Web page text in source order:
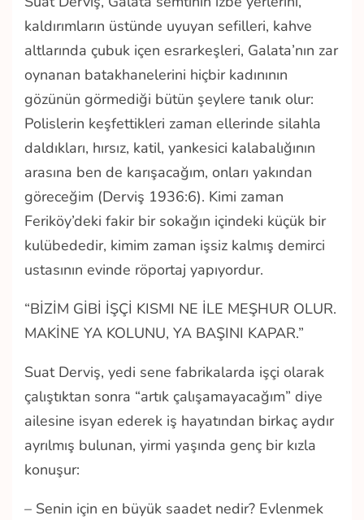
kaldırımların üstünde uyuyan sefilleri, kahve
altlarında çubuk içen esrarkeşleri, Galata’nın zar
oynanan batakhanelerini hiçbir kadınının
gözünün görmediği bütün şeylere tanık olur:
Polislerin keşfettikleri zaman ellerinde silahla
daldıkları, hırsız, katil, yankesici kalabalığının
arasına ben de karışacağım, onları yakından
göreceğim (Derviş 1936:6). Kimi zaman
Feriköy’deki fakir bir sokağın içindeki küçük bir
kulübededir, kimim zaman işsiz kalmış demirci
ustasının evinde röportaj yapıyordur.
“BİZİM GİBİ İŞÇİ KISMI NE İLE MEŞHUR OLUR.
MAKİNE YA KOLUNU, YA BAŞINI KAPAR.”
Suat Derviş, yedi sene fabrikalarda işçi olarak
çalıştıktan sonra “artık çalışamayacağım” diye
ailesine isyan ederek iş hayatından birkaç aydır
ayrılmış bulunan, yirmi yaşında genç bir kızla
konuşur:
– Senin için en büyük saadet nedir? Evlenmek